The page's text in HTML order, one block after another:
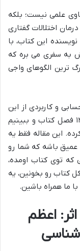
علمی نیست؛ بلکه
اختلالات گفتاری
این کتاب، با
به سفری می بره که
ترین الگوهای واجی
و کاربردی از این
کتاب رو با هم مرور کنیم. قراره بریم سراغ ۱۴ فصل کتاب و ببینیم
این مقاله فقط یه
عمیق باشه که شما رو
که توی کتاب اومده،
کتاب رو بخونین، یه
ما همراه باشین.
اعظم
شناسی